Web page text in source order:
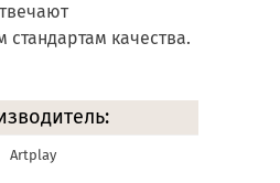
качества.
Artplay